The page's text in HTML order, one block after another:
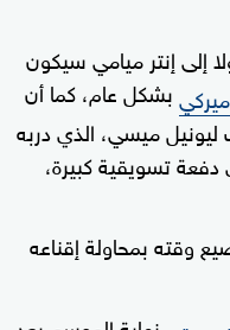
إلى إنتر ميامي سيكون
بشكل عام، كما أن
ميسي، الذي دربه
تسويقية كبيرة،
وقته بمحاولة إقناعه